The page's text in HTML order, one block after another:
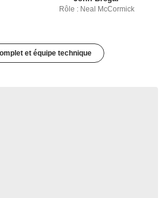
Rôle : Neal McCormick
et équipe technique